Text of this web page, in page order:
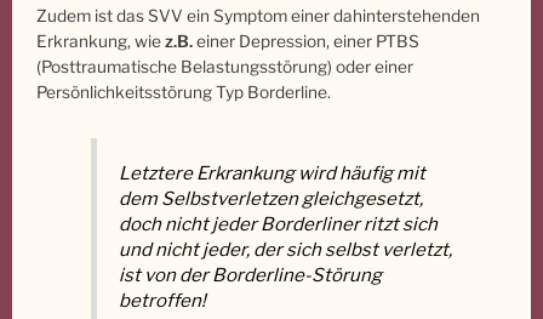
Zudem ist das SVV ein Symptom einer dahinterstehenden
Erkrankung, wiez.B.einer Depression, einer PTBS
(Posttraumatische Belastungsstörung) oder einer
Persönlichkeitsstörung Typ Borderline.
Letztere Erkrankung wird häufig mit
dem Selbstverletzen gleichgesetzt,
doch nicht jeder Borderliner ritzt sich
und nicht jeder, der sich selbst verletzt,
ist von der Borderline-Störung
betroffen!